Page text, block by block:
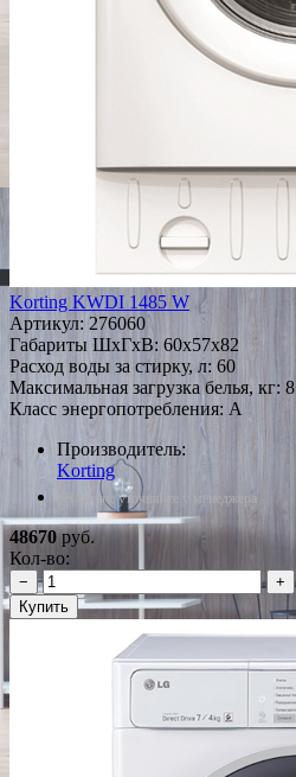
Korting KWDI 1485 W
Артикул: 276060
Габариты ШxГxВ: 60x57x82
Расход воды за стирку, л: 60
Максимальная загрузка белья, кг: 8
Класс энергопотребления: A
Производитель:
Korting
*Наличие уточняйте у менеджера
48670руб.
Кол-во:
−
+
Купить